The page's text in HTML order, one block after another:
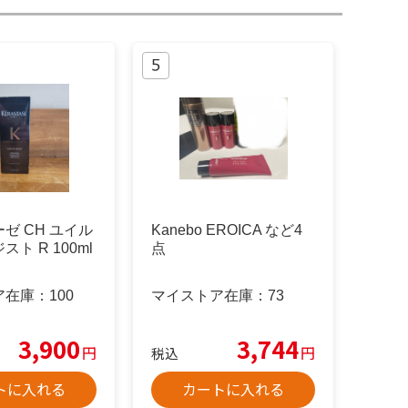
ゼ CH ユイル
ト R 100ml
庫： 100
3,900円
に入れる
Kanebo EROICA など4
点
マイストア在庫： 73
税込 3,744円
カートに入れる